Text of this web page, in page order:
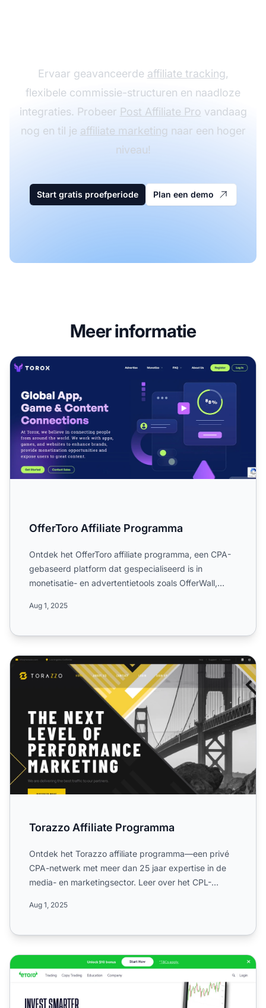
Ervaar geavanceerde affiliate tracking,
flexibele commissie-structuren en naadloze
integraties. Probeer Post Affiliate Pro vandaag
nog en til je affiliate marketing naar een hoger
niveau!
Start gratis proefperiode Plan een demo
Meer informatie
OfferToro Affiliate Programma
OfferToro Affiliate Programma
Ontdek het OfferToro affiliate programma, een CPA-
gebaseerd platform dat gespecialiseerd is in
monetisatie- en advertentietools zoals OfferWall,
Aug 1, 2025
Torazzo Affiliate Programma
Torazzo Affiliate Programma
Ontdek het Torazzo affiliate programma—een privé
CPA-netwerk met meer dan 25 jaar expertise in de
media- en marketingsector. Leer over het CPL-
Aug 1, 2025
eToro Partner Affiliate Programma